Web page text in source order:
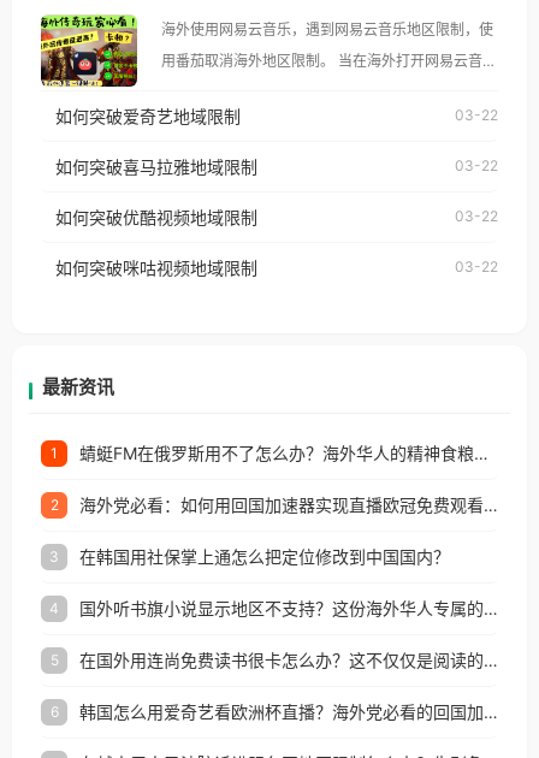
像其他音乐平台一样，出现地区及版权限制问题，且
仅能在中国大陆地区播放。 遇到这个问题的朋友们，
台湾、美国、加拿大、澳大利亚、欧洲等国家和地区
权限制所困扰。
海外使用网易云音乐，遇到网易云音乐地区限制，使
用番茄取消海外地区限制。 当在海外打开网易云音
播放”的提示语。 海外用户如香港、澳门、台湾、美
制问题，且仅能在中国大陆地区播放。 遇到这个问题
户收听网易云音乐地区版权限制」的问题，无论人在
如何突破爱奇艺地域限制 03-22
如何突破喜马拉雅地域限制 03-22
如何突破优酷视频地域限制 03-22
如何突破咪咕视频地域限制 03-22
最新资讯
1 蜻蜓FM在俄罗斯用不了怎么办？海外华人的精神食粮补给方案
2 海外党必看：如何用回国加速器实现直播欧冠免费观看？附影视音乐全攻略
3 在韩国用社保掌上通怎么把定位修改到中国国内？
4 国外听书旗小说显示地区不支持？这份海外华人专属的国内内容解锁指南请收好
5 在国外用连尚免费读书很卡怎么办？这不仅仅是阅读的烦恼
6 韩国怎么用爱奇艺看欧洲杯直播？海外党必看的回国加速全攻略